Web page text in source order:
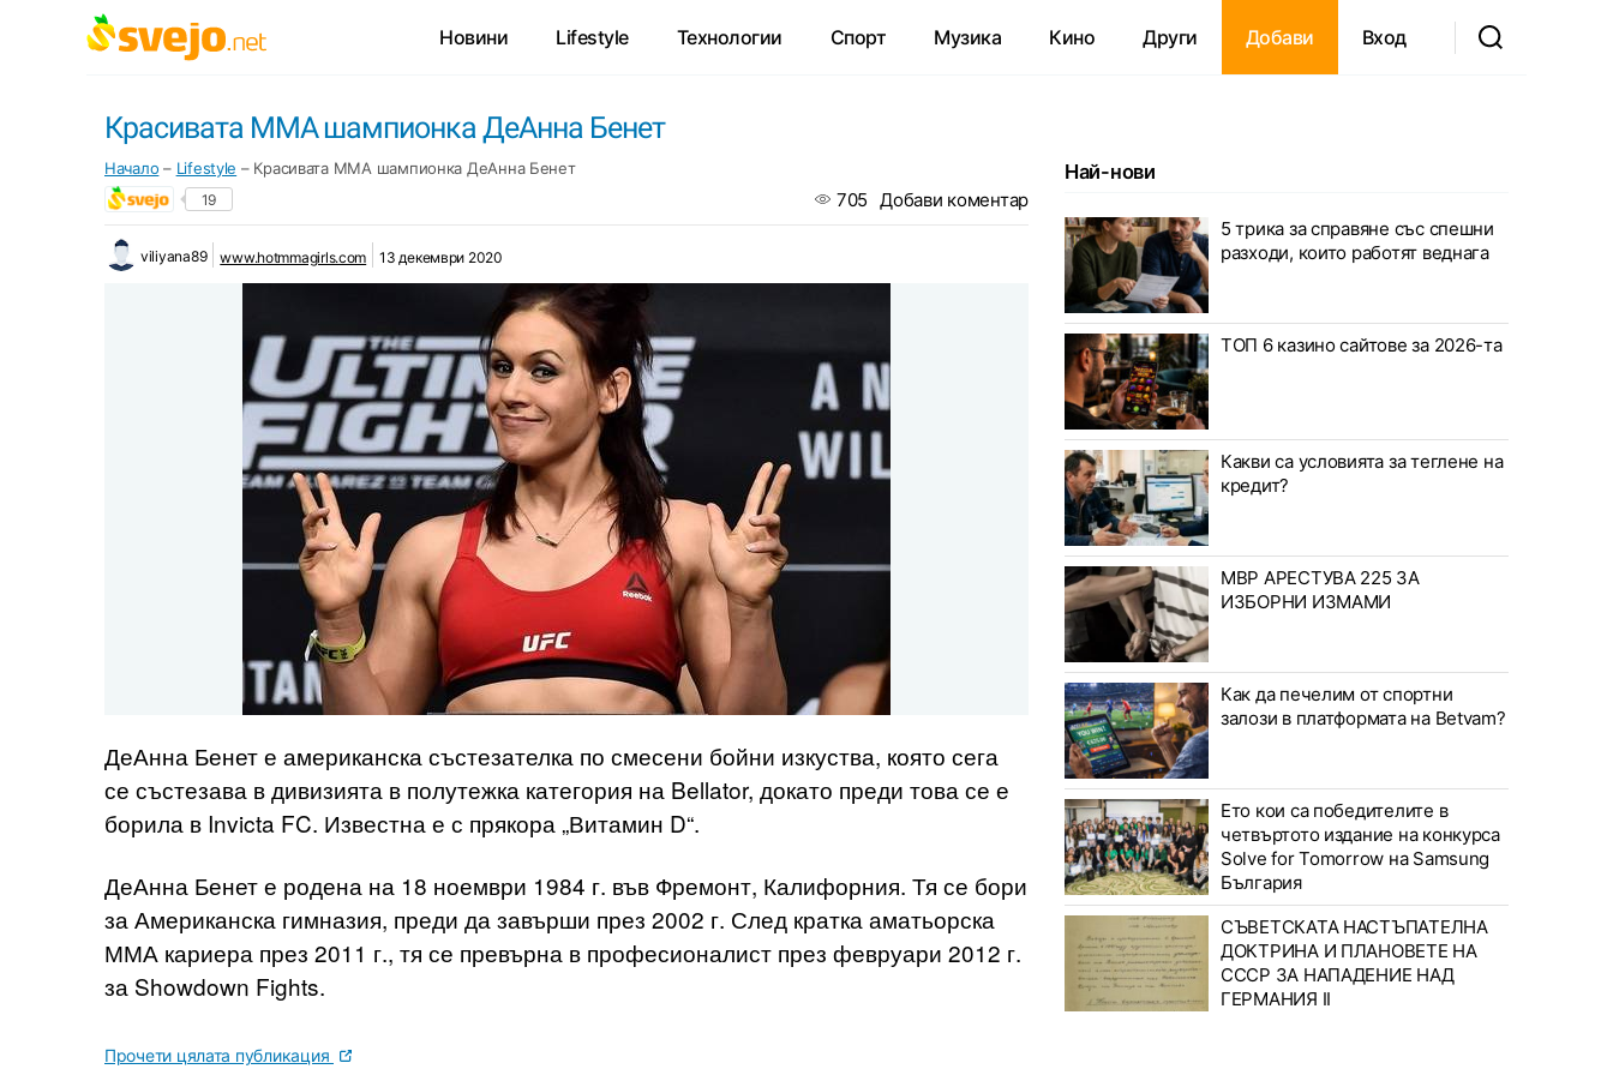
Новини Lifestyle Технологии Спорт Музика Кино Други Добави Вход
Красивата ММА шампионка ДеАнна Бенет
Начало – Lifestyle – Красивата ММА шампионка ДеАнна Бенет
19 705 Добави коментар
viliyana89 www.hotmmagirls.com 13 декември 2020
ДеАнна Бенет е американска състезателка по смесени бойни изкуства, която сега
се състезава в дивизията в полутежка категория на Bellator, докато преди това се е
борила в Invicta FC. Известна е с прякора „Витамин D“.
ДеАнна Бенет е родена на 18 ноември 1984 г. във Фремонт, Калифорния. Тя се бори
за Американска гимназия, преди да завърши през 2002 г. След кратка аматьорска
ММА кариера през 2011 г., тя се превърна в професионалист през февруари 2012 г.
за Showdown Fights.
Прочети цялата публикация
Най-нови
5 трика за справяне със спешни
разходи, които работят веднага
ТОП 6 казино сайтове за 2026-та
Какви са условията за теглене на
кредит?
МВР АРЕСТУВА 225 ЗА
ИЗБОРНИ ИЗМАМИ
Как да печелим от спортни
залози в платформата на Betvam?
Ето кои са победителите в
четвъртото издание на конкурса
Solve for Tomorrow на Samsung
България
СЪВЕТСКАТА НАСТЪПАТЕЛНА
ДОКТРИНА И ПЛАНОВЕТЕ НА
СССР ЗА НАПАДЕНИЕ НАД
ГЕРМАНИЯ II